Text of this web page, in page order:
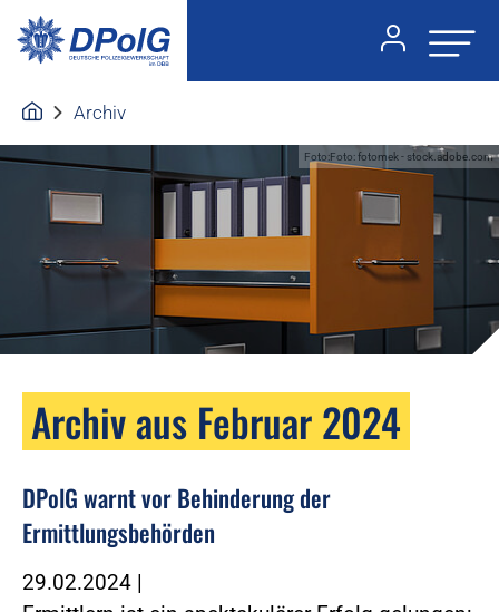
Archiv
Foto:Foto: fotomek - stock.adobe.com
Archiv aus Februar 2024
DPolG warnt vor Behinderung der
Ermittlungsbehörden
29.02.2024 |